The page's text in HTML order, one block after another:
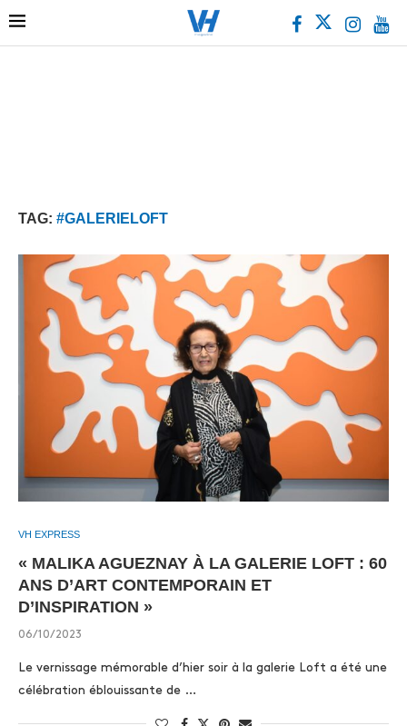
TAG: #GALERIELOFT
VH EXPRESS
« MALIKA AGUEZNAY À LA GALERIE LOFT : 60
ANS D’ART CONTEMPORAIN ET
D’INSPIRATION »
06/10/2023
Le vernissage mémorable d’hier soir à la galerie Loft a été une
célébration éblouissante de …